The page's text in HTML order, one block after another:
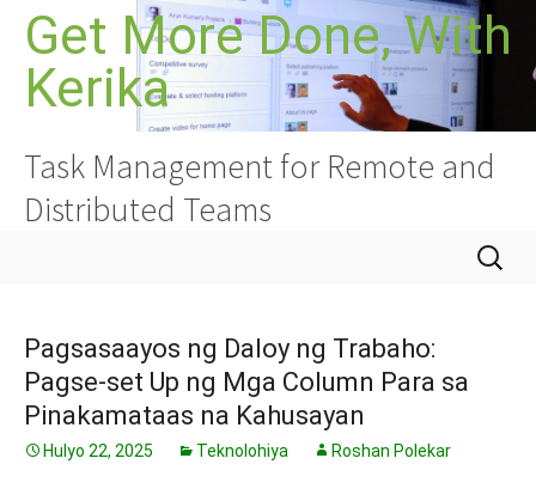
Lumaktaw
nilalaman
Get More Done, With
Kerika
Task Management for Remote and
Distributed Teams
Hanapin
ang:
Pagsasaayos ng Daloy ng Trabaho:
Pagse-set Up ng Mga Column Para sa
Pinakamataas na Kahusayan
Hulyo 22, 2025 Teknolohiya Roshan Polekar